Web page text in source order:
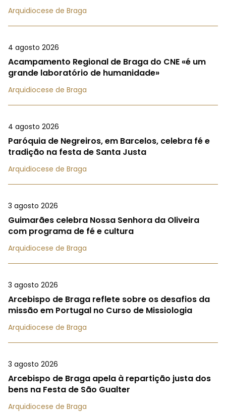
Arquidiocese de Braga
4 agosto 2026
Acampamento Regional de Braga do CNE «é um
grande laboratório de humanidade»
Arquidiocese de Braga
4 agosto 2026
Paróquia de Negreiros, em Barcelos, celebra fé e
tradição na festa de Santa Justa
Arquidiocese de Braga
3 agosto 2026
Guimarães celebra Nossa Senhora da Oliveira
com programa de fé e cultura
Arquidiocese de Braga
3 agosto 2026
Arcebispo de Braga reflete sobre os desafios da
missão em Portugal no Curso de Missiologia
Arquidiocese de Braga
3 agosto 2026
Arcebispo de Braga apela à repartição justa dos
bens na Festa de São Gualter
Arquidiocese de Braga